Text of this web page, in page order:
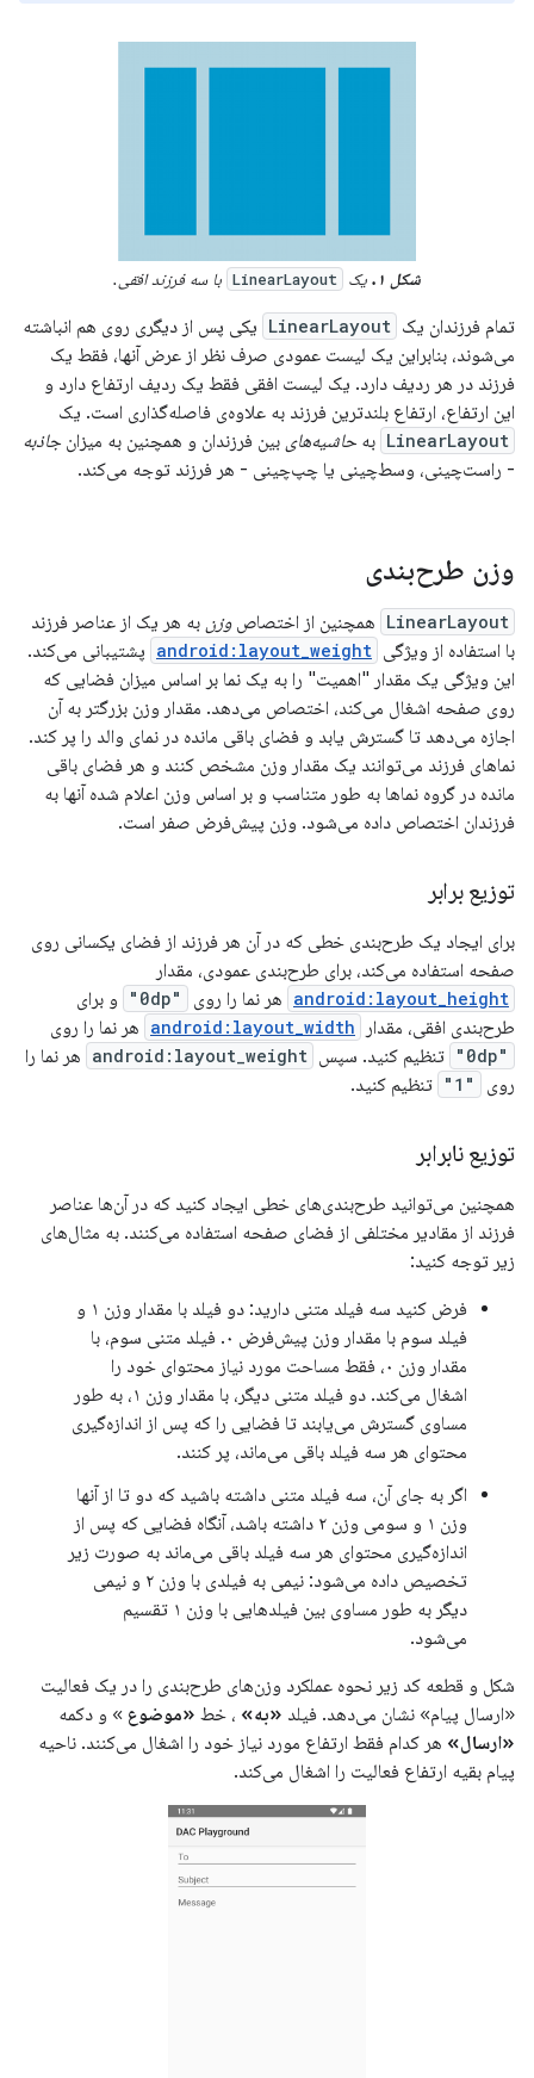
شکل ۱. یک LinearLayout با سه فرزند افقی.
تمام فرزندان یک LinearLayout یکی پس از دیگری روی هم انباشته
می‌شوند، بنابراین یک لیست عمودی صرف نظر از عرض آنها، فقط یک
فرزند در هر ردیف دارد. یک لیست افقی فقط یک ردیف ارتفاع دارد و
این ارتفاع، ارتفاع بلندترین فرزند به علاوه‌ی فاصله‌گذاری است. یک
LinearLayout به حاشیه‌های بین فرزندان و همچنین به میزان جاذبه
- راست‌چینی، وسط‌چینی یا چپ‌چینی - هر فرزند توجه می‌کند.
وزن طرح‌بندی
LinearLayout همچنین از اختصاصوزن به هر یک از عناصر فرزند
با استفاده از ویژگی android:layout_weight پشتیبانی می‌کند.
این ویژگی یک مقدار "اهمیت" را به یک نما بر اساس میزان فضایی که
روی صفحه اشغال می‌کند، اختصاص می‌دهد. مقدار وزن بزرگتر به آن
اجازه می‌دهد تا گسترش یابد و فضای باقی مانده در نمای والد را پر کند.
نماهای فرزند می‌توانند یک مقدار وزن مشخص کنند و هر فضای باقی
مانده در گروه نماها به طور متناسب و بر اساس وزن اعلام شده آنها به
فرزندان اختصاص داده می‌شود. وزن پیش‌فرض صفر است.
توزیع برابر
برای ایجاد یک طرح‌بندی خطی که در آن هر فرزند از فضای یکسانی روی
صفحه استفاده می‌کند، برای طرح‌بندی عمودی، مقدار
android:layout_height هر نما را روی "0dp"
و برای
طرح‌بندی افقی، مقدار
android:layout_width هر نما را روی
"0dp" تنظیم کنید. سپس android:layout_weight هر نما را
روی
"1" تنظیم کنید.
توزیع نابرابر
همچنین می‌توانید طرح‌بندی‌های خطی ایجاد کنید که در آن‌ها عناصر
فرزند از مقادیر مختلفی از فضای صفحه استفاده می‌کنند. به مثال‌های
زیر توجه کنید:
فرض کنید سه فیلد متنی دارید: دو فیلد با مقدار وزن ۱ و
فیلد سوم با مقدار وزن پیش‌فرض ۰. فیلد متنی سوم، با
مقدار وزن ۰، فقط مساحت مورد نیاز محتوای خود را
اشغال می‌کند. دو فیلد متنی دیگر، با مقدار وزن ۱، به طور
مساوی گسترش می‌یابند تا فضایی را که پس از اندازه‌گیری
محتوای هر سه فیلد باقی می‌ماند، پر کنند.
اگر به جای آن، سه فیلد متنی داشته باشید که دو تا از آنها
وزن ۱ و سومی وزن ۲ داشته باشد، آنگاه فضایی که پس از
اندازه‌گیری محتوای هر سه فیلد باقی می‌ماند به صورت زیر
تخصیص داده می‌شود: نیمی به فیلدی با وزن ۲ و نیمی
دیگر به طور مساوی بین فیلدهایی با وزن ۱ تقسیم
می‌شود.
شکل و قطعه کد زیر نحوه عملکرد وزن‌های طرح‌بندی را در یک فعالیت
«ارسال پیام» نشان می‌دهد. فیلد «به» ، خط «موضوع » و دکمه
«ارسال» هر کدام فقط ارتفاع مورد نیاز خود را اشغال می‌کنند. ناحیه
پیام بقیه ارتفاع فعالیت را اشغال می‌کند.